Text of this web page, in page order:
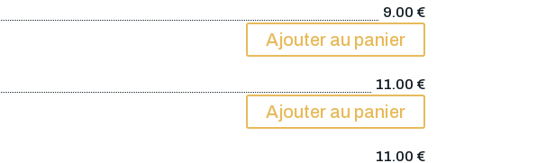
9.00 €
Ajouter au panier
11.00 €
Ajouter au panier
11.00 €